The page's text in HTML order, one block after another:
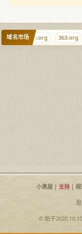
域名市场
g.cr yeye.org 363.org
小黑屋| 支持|
© 始于2020.10.10